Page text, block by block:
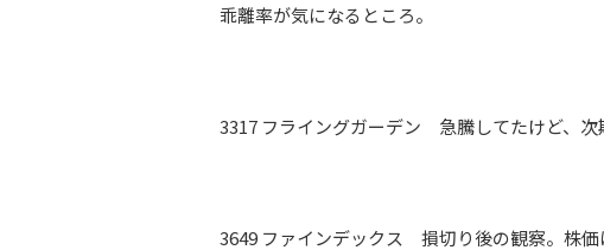
乖離率が気になるところ。
3317 フライングガーデン 急騰してたけど、次
3649 ファインデックス 損切り後の観察。株価